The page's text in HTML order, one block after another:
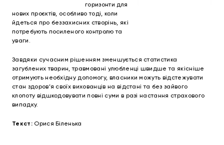
горизонти для
нових проєктів, особливо тоді, коли
йдеться про беззахисних створінь, які
потребують посиленого контролю та
уваги.
Завдяки сучасним рішенням зменшується статистика
загублених тварин, травмовані улюбленці швидше та якісніше
отримують необхідну допомогу, власники можуть відстежувати
стан здоров’я своїх вихованців на відстані та без зайвого
клопоту відшкодовувати повні суми в разі настання страхового
випадку.
Текст:Орися Біленька